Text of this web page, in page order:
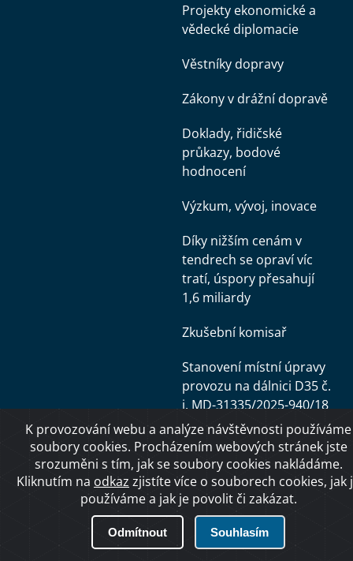
Projekty ekonomické a
vědecké diplomacie
Věstníky dopravy
Zákony v drážní dopravě
Doklady, řidičské
průkazy, bodové
hodnocení
Výzkum, vývoj, inovace
Díky nižším cenám v
tendrech se opraví víc
tratí, úspory přesahují
1,6 miliardy
Zkušební komisař
Stanovení místní úpravy
provozu na dálnici D35 č.
j. MD-31335/2025-940/18
PŘEHLEDNĚ: Novinky v
dopravě pro rok 2025
Neplaťte za
elektronickou dálniční
známku víc, než musíte
K provozování webu a analýze návštěvnosti používáme
soubory cookies. Procházením webových stránek jste
srozuměni s tím, jak se soubory cookies nakládáme.
Kliknutím na odkaz zjistíte více o souborech cookies, jak
používáme a jak je povolit či zakázat.
Odmítnout Souhlasím